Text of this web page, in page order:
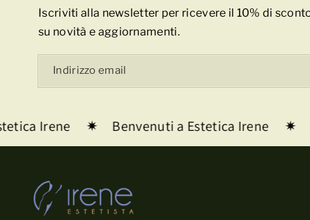
Iscriviti alla newsletter per ricevere il 10% di
su novità e aggiornamenti.
Indirizzo email
Irene Benvenuti a Estetica Irene